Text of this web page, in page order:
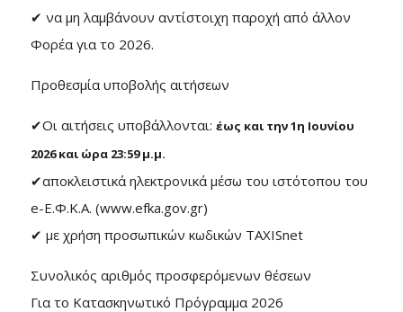
✔ να μη λαμβάνουν αντίστοιχη παροχή από άλλον
Φορέα για το 2026.
Προθεσμία υποβολής αιτήσεων
✔Οι αιτήσεις υποβάλλονται: έως και την 1η Ιουνίου
2026 και ώρα 23:59 μ.μ.
✔αποκλειστικά ηλεκτρονικά μέσω του ιστότοπου του
e-Ε.Φ.Κ.Α. (www.efka.gov.gr)
✔ με χρήση προσωπικών κωδικών TAXISnet
Συνολικός αριθμός προσφερόμενων θέσεων
Για το Κατασκηνωτικό Πρόγραμμα 2026